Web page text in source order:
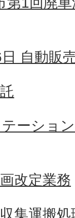
自動販
ーショ
改定業務
集運搬